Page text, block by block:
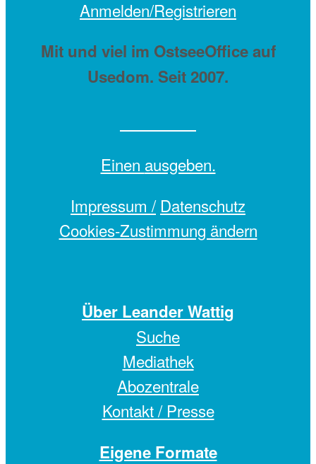
Anmelden/Registrieren
Mit und viel im OstseeOffice auf
Usedom. Seit 2007.
Einen ausgeben.
Impressum / Datenschutz
Cookies-Zustimmung ändern
Über Leander Wattig
Suche
Mediathek
Abozentrale
Kontakt / Presse
Eigene Formate